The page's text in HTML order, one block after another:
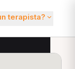
terapista?